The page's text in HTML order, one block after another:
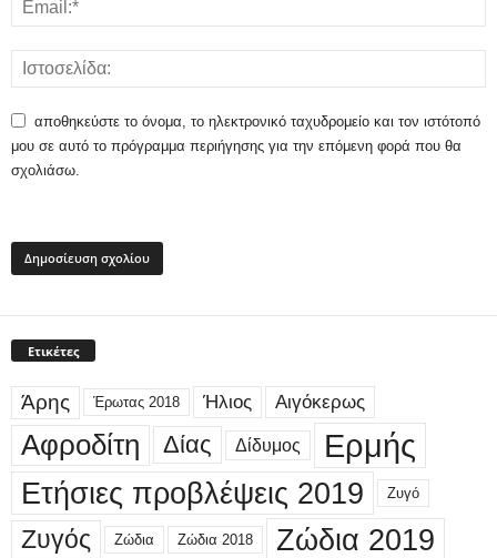
αποθηκεύστε το όνομα, το ηλεκτρονικό ταχυδρομείο και τον ιστότοπό
μου σε αυτό το πρόγραμμα περιήγησης για την επόμενη φορά που θα
σχολιάσω.
Ετικέτες
Άρης Έρωτας 2018 Ήλιος Αιγόκερως
Αφροδίτη Δίας Δίδυμος Ερμής
Ετήσιες προβλέψεις 2019 Ζυγό
Ζυγός Ζώδια Ζώδια 2018 Ζώδια 2019